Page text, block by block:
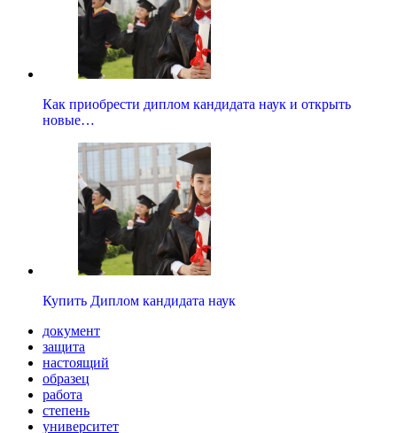
Как приобрести диплом кандидата наук и открыть
новые…
Купить Диплом кандидата наук
документ
защита
настоящий
образец
работа
степень
университет